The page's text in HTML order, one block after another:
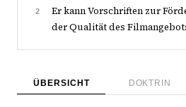
2
Er kann Vorschriften zur
der Qualität des
ÜBERSICHT DOKTRIN